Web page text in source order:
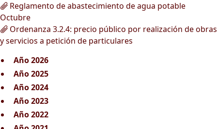
Reglamento de abastecimiento de agua potable
Octubre
Ordenanza 3.2.4: precio público por realización de obras
y servicios a petición de particulares
Año 2026
Año 2025
Año 2024
Año 2023
Año 2022